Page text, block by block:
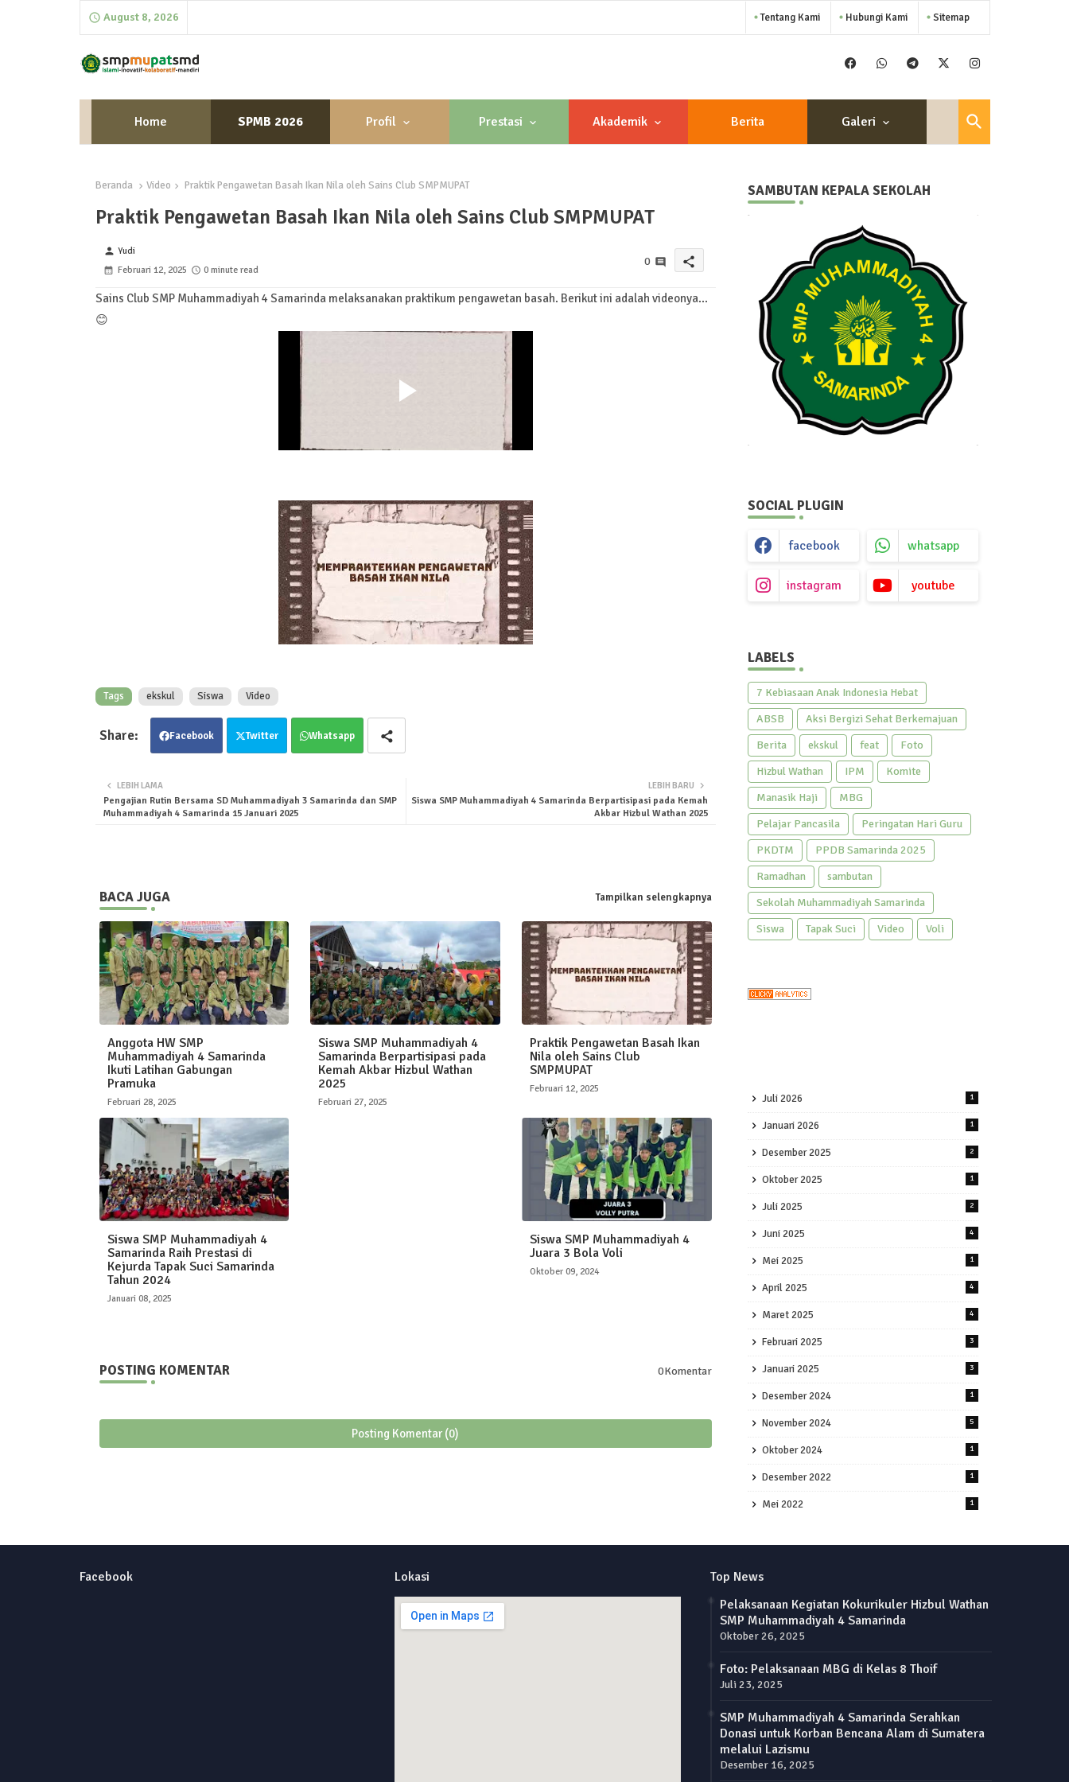
August 8, 2026 Tentang Kami Hubungi Kami Sitemap
Home SPMB 2026 Profil Prestasi Akademik Berita Galeri
Beranda Video Praktik Pengawetan Basah Ikan Nila oleh Sains Club SMPMUPAT
Praktik Pengawetan Basah Ikan Nila oleh Sains Club SMPMUPAT
person Yudi
Februari 12, 2025
0 minute read
0 share
Sains Club SMP Muhammadiyah 4 Samarinda melaksanakan praktikum pengawetan basah. Berikut ini adalah videonya...
😊
Tags ekskul Siswa Video
Facebook Twitter Whatsapp
LEBIH BARU
Siswa SMP Muhammadiyah 4 Samarinda Berpartisipasi pada Kemah
Akbar Hizbul Wathan 2025
LEBIH LAMA
Pengajian Rutin Bersama SD Muhammadiyah 3 Samarinda dan SMP
Muhammadiyah 4 Samarinda 15 Januari 2025
BACA JUGA Tampilkan selengkapnya
Anggota HW SMP
Muhammadiyah 4 Samarinda
Ikuti Latihan Gabungan
Pramuka
Februari 28, 2025
Siswa SMP Muhammadiyah 4
Samarinda Berpartisipasi pada
Kemah Akbar Hizbul Wathan
2025
Februari 27, 2025
Praktik Pengawetan Basah Ikan
Nila oleh Sains Club
SMPMUPAT
Februari 12, 2025
Siswa SMP Muhammadiyah 4
Samarinda Raih Prestasi di
Kejurda Tapak Suci Samarinda
Tahun 2024
Januari 08, 2025
Siswa SMP Muhammadiyah 4
Juara 3 Bola Voli
Oktober 09, 2024
POSTING KOMENTAR 0Komentar
Posting Komentar (0)
SAMBUTAN KEPALA SEKOLAH
SOCIAL PLUGIN
facebook whatsapp
instagram youtube
LABELS
7 Kebiasaan Anak Indonesia Hebat
ABSB
Aksi Bergizi Sehat Berkemajuan
Berita
ekskul feat
Foto
Hizbul Wathan
IPM
Komite
Manasik Haji
MBG
Pelajar Pancasila
Peringatan Hari Guru
PKDTM
PPDB Samarinda 2025
Ramadhan
sambutan
Sekolah Muhammadiyah Samarinda
Siswa
Tapak Suci Video Voli
Juli 2026 1
Januari 2026 1
Desember 2025 2
Oktober 2025 1
Juli 2025 2
Juni 2025 4
Mei 2025 1
April 2025 4
Maret 2025 4
Februari 2025 3
Januari 2025 3
Desember 2024 1
November 2024 5
Oktober 2024 1
Desember 2022 1
Mei 2022 1
Facebook Lokasi
Top News
Pelaksanaan Kegiatan Kokurikuler Hizbul Wathan
SMP Muhammadiyah 4 Samarinda
Oktober 26, 2025
Foto: Pelaksanaan MBG di Kelas 8 Thoif
Juli 23, 2025
SMP Muhammadiyah 4 Samarinda Serahkan
Donasi untuk Korban Bencana Alam di Sumatera
melalui Lazismu
Desember 16, 2025